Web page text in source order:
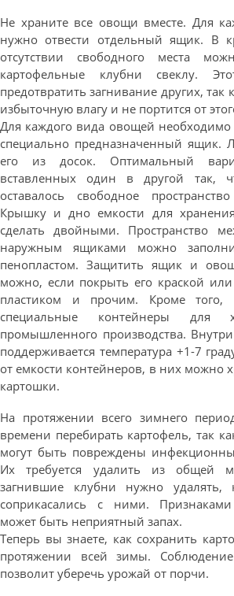
Не храните все овощи вместе. Для
нужно отвести отдельный ящик. В
отсутствии свободного места
картофельные клубни свеклу.
предотвратить загнивание других, так
избыточную влагу и не портится от
Для каждого вида овощей необходимо
специально предназначенный ящик.
его из досок. Оптимальный
вставленных один в другой так,
оставалось свободное
Крышку и дно емкости для
сделать двойными. Пространство
наружным ящиками можно
пенопластом. Защитить ящик и
можно, если покрыть его краской
пластиком и прочим. Кроме того,
специальные контейнеры для
промышленного производства.
поддерживается температура +1-7
от емкости контейнеров, в них можно
картошки.
На протяжении всего зимнего
времени перебирать картофель, так
могут быть повреждены
Их требуется удалить из общей
загнившие клубни нужно
соприкасались с ними.
может быть неприятный запах.
Теперь вы знаете, как сохранить
протяжении всей зимы.
позволит уберечь урожай от порчи.